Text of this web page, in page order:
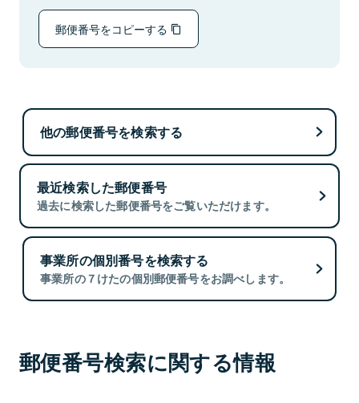
郵便番号をコピーする
他の郵便番号を検索する
最近検索した郵便番号
過去に検索した郵便番号をご覧いただけます。
事業所の個別番号を検索する
事業所の７けたの個別郵便番号をお調べします。
郵便番号検索に関する情報